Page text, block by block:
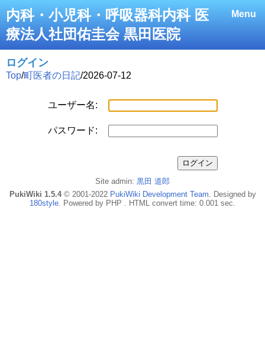
Menu
内科・小児科・呼吸器科内科 医
療法人社団佑圭会 黒田医院
ログイン
Top/町医者の日記/2026-07-12
ユーザー名:
パスワード:
Site admin: 黒田 道郎
PukiWiki 1.5.4© 2001-2022 PukiWiki Development Team. Designed by
180style. Powered by PHP . HTML convert time: 0.001 sec.